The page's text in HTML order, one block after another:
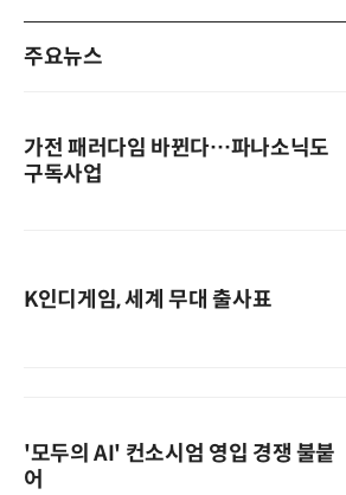
주요뉴스
가전 패러다임 바뀐다…파나소닉도
구독사업
K인디게임, 세계 무대 출사표
'모두의 AI' 컨소시엄 영입 경쟁 불붙
어